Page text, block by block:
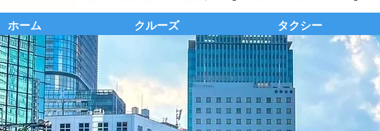
ホーム クルーズ タクシー